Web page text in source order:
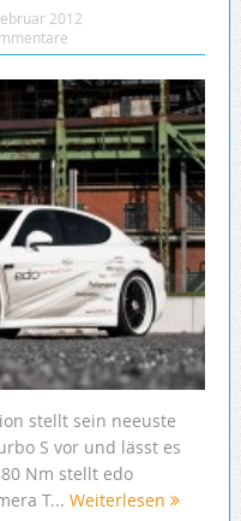
2012
stellt sein neeuste
S vor und lässt es
Nm stellt edo
T... Weiterlesen